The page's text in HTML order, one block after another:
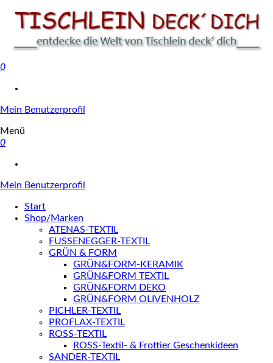
0
Mein Benutzerprofil
Menü
0
Mein Benutzerprofil
Start
Shop/Marken
ATENAS-TEXTIL
FUSSENEGGER-TEXTIL
GRÜN & FORM
GRÜN&FORM-KERAMIK
GRÜN&FORM TEXTIL
GRÜN&FORM DEKO
GRÜN&FORM OLIVENHOLZ
PICHLER-TEXTIL
PROFLAX-TEXTIL
ROSS-TEXTIL
ROSS-Textil- & Frottier Geschenkideen
SANDER-TEXTIL